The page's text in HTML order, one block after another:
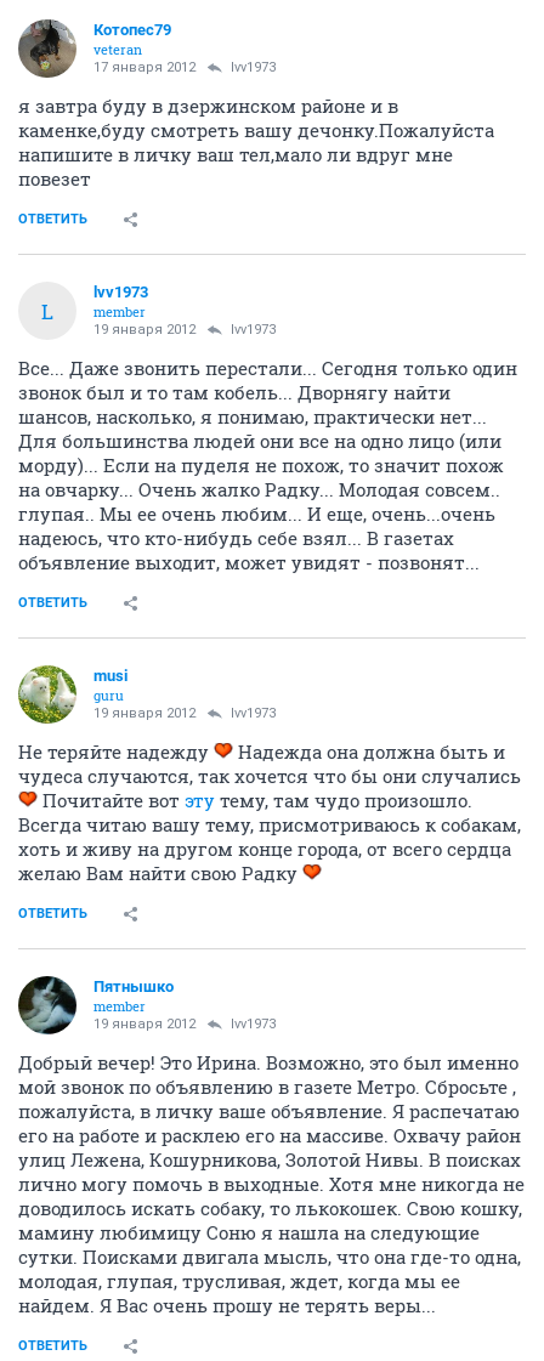
Котопес79
veteran
17 января 2012 lvv1973
я завтра буду в дзержинском районе и в
каменке,буду смотреть вашу дечонку.Пожалуйста
напишите в личку ваш тел,мало ли вдруг мне
повезет
ОТВЕТИТЬ
L
lvv1973
member
19 января 2012 lvv1973
Все... Даже звонить перестали... Сегодня только один
звонок был и то там кобель... Дворнягу найти
шансов, насколько, я понимаю, практически нет...
Для большинства людей они все на одно лицо (или
морду)... Если на пуделя не похож, то значит похож
на овчарку... Очень жалко Радку... Молодая совсем..
глупая.. Мы ее очень любим... И еще, очень...очень
надеюсь, что кто-нибудь себе взял... В газетах
объявление выходит, может увидят - позвонят...
ОТВЕТИТЬ
musi
guru
19 января 2012 lvv1973
Не теряйте надежду
Надежда она должна быть и
чудеса случаются, так хочется что бы они случались
Почитайте вот эту тему, там чудо произошло.
Всегда читаю вашу тему, присмотриваюсь к собакам,
хоть и живу на другом конце города, от всего сердца
желаю Вам найти свою Радку
ОТВЕТИТЬ
Пятнышко
member
19 января 2012 lvv1973
Добрый вечер! Это Ирина. Возможно, это был именно
мой звонок по объявлению в газете Метро. Сбросьте ,
пожалуйста, в личку ваше объявление. Я распечатаю
его на работе и расклею его на массиве. Охвачу район
улиц Лежена, Кошурникова, Золотой Нивы. В поисках
лично могу помочь в выходные. Хотя мне никогда не
доводилось искать собаку, то лькокошек. Свою кошку,
мамину любимицу Соню я нашла на следующие
сутки. Поисками двигала мысль, что она где-то одна,
молодая, глупая, трусливая, ждет, когда мы ее
найдем. Я Вас очень прошу не терять веры...
ОТВЕТИТЬ